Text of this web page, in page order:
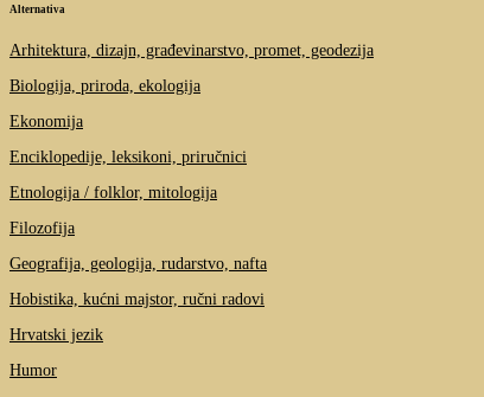
Alternativa
Arhitektura, dizajn, građevinarstvo, promet, geodezija
Biologija, priroda, ekologija
Ekonomija
Enciklopedije, leksikoni, priručnici
Etnologija / folklor, mitologija
Filozofija
Geografija, geologija, rudarstvo, nafta
Hobistika, kućni majstor, ručni radovi
Hrvatski jezik
Humor